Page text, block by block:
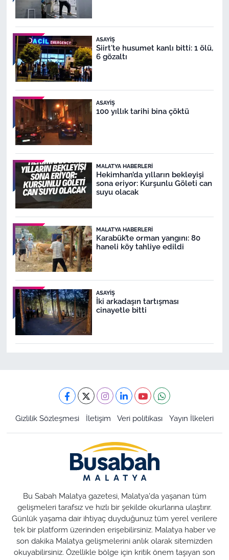
ASAYIŞ
Siirt'te husumet kanlı bitti: 1 ölü,
6 gözaltı
ASAYIŞ
100 yıllık tarihi bina çöktü
MALATYA HABERLERI
Hekimhan’da yılların bekleyişi
sona eriyor: Kurşunlu Göleti can
suyu olacak
MALATYA HABERLERI
Karabük’te orman yangını: 80
haneli köy tahliye edildi
ASAYIŞ
İki arkadaşın tartışması
cinayetle bitti
Gizlilik Sözleşmesi İletişim Veri politikası Yayın İlkeleri
Bu Sabah Malatya gazetesi, Malatya'da yaşanan tüm
gelişmeleri tarafsız ve hızlı bir şekilde okurlarına ulaştırır.
Günlük yaşama dair ihtiyaç duyduğunuz tüm yerel verilere
tek bir platform üzerinden erişebilirsiniz. Malatya haber ve
son dakika Malatya gelişmelerini anlık olarak sitemizden
okuyabilirsiniz. Özellikle bölge için kritik önem taşıyan son